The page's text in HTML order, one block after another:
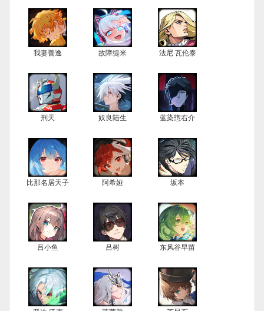
我妻善逸 故障缇米 法尼·瓦伦泰
刑天 奴良陆生 蓝染惣右介
比那名居天子 阿希娅 坂本
吕小鱼 吕树 东风谷早苗